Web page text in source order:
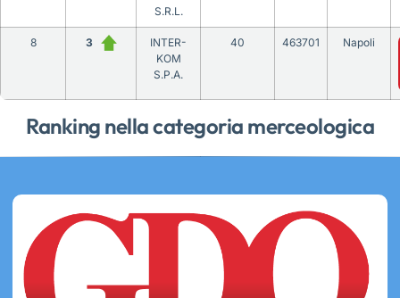
Ranking nella categoria merceologica
S.R.L.
8 3
INTER-
KOM
S.P.A.
40 463701 Napoli